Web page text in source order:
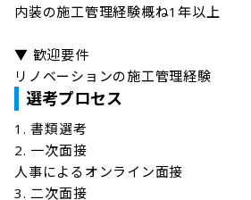
内装の施工管理経験概ね1年以上
▼ 歓迎要件
リノベーションの施工管理経験
選考プロセス
1. 書類選考
2. 一次面接
人事によるオンライン面接
3. 二次面接